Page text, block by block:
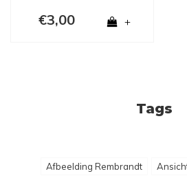
€3,00 +
Tags
Afbeelding Rembrandt